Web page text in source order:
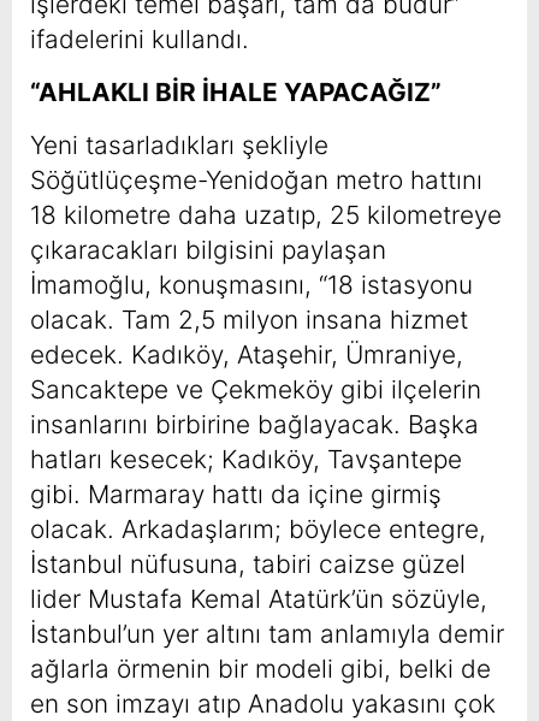
ifadelerini kullandı.
“AHLAKLI BİR İHALE YAPACAĞIZ”
Yeni tasarladıkları şekliyle
Söğütlüçeşme-Yenidoğan metro hattını
18 kilometre daha uzatıp, 25 kilometreye
çıkaracakları bilgisini paylaşan
İmamoğlu, konuşmasını, “18 istasyonu
olacak. Tam 2,5 milyon insana hizmet
edecek. Kadıköy, Ataşehir, Ümraniye,
Sancaktepe ve Çekmeköy gibi ilçelerin
insanlarını birbirine bağlayacak. Başka
hatları kesecek; Kadıköy, Tavşantepe
gibi. Marmaray hattı da içine girmiş
olacak. Arkadaşlarım; böylece entegre,
İstanbul nüfusuna, tabiri caizse güzel
lider Mustafa Kemal Atatürk’ün sözüyle,
İstanbul’un yer altını tam anlamıyla demir
ağlarla örmenin bir modeli gibi, belki de
en son imzayı atıp Anadolu yakasını çok